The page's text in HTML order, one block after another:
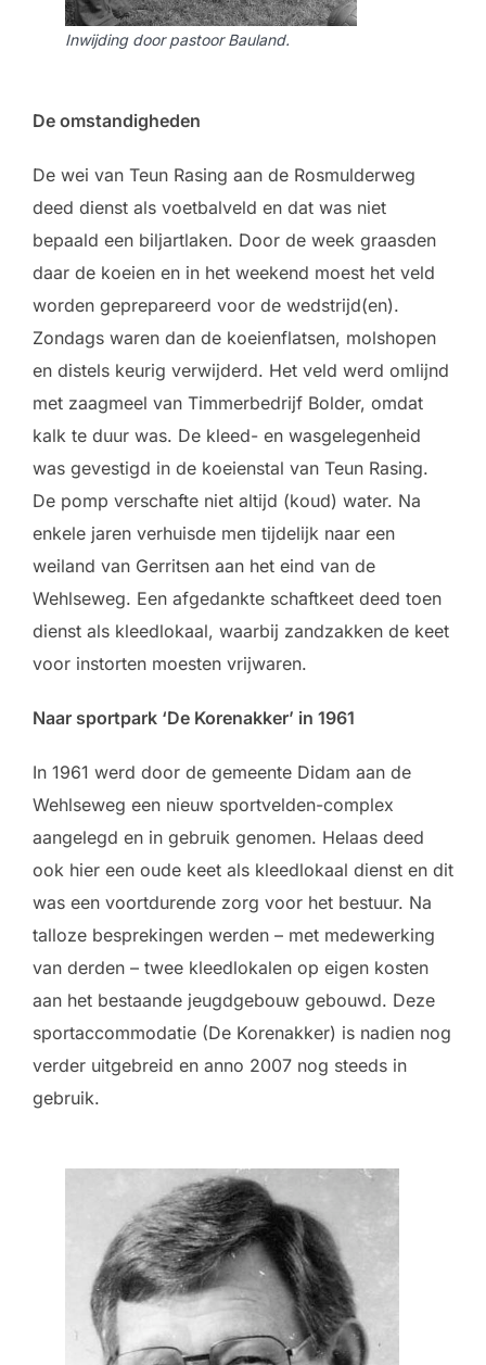
Inwijding door pastoor Bauland.
De omstandigheden
De wei van Teun Rasing aan de Rosmulderweg
deed dienst als voetbalveld en dat was niet
bepaald een biljartlaken. Door de week graasden
daar de koeien en in het weekend moest het veld
worden geprepareerd voor de wedstrijd(en).
Zondags waren dan de koeienflatsen, molshopen
en distels keurig verwijderd. Het veld werd omlijnd
met zaagmeel van Timmerbedrijf Bolder, omdat
kalk te duur was. De kleed- en wasgelegenheid
was gevestigd in de koeienstal van Teun Rasing.
De pomp verschafte niet altijd (koud) water. Na
enkele jaren verhuisde men tijdelijk naar een
weiland van Gerritsen aan het eind van de
Wehlseweg. Een afgedankte schaftkeet deed toen
dienst als kleedlokaal, waarbij zandzakken de keet
voor instorten moesten vrijwaren.
Naar sportpark ‘De Korenakker’ in 1961
In 1961 werd door de gemeente Didam aan de
Wehlseweg een nieuw sportvelden-complex
aangelegd en in gebruik genomen. Helaas deed
ook hier een oude keet als kleedlokaal dienst en dit
was een voortdurende zorg voor het bestuur. Na
talloze besprekingen werden – met medewerking
van derden – twee kleedlokalen op eigen kosten
aan het bestaande jeugdgebouw gebouwd. Deze
sportaccommodatie (De Korenakker) is nadien nog
verder uitgebreid en anno 2007 nog steeds in
gebruik.